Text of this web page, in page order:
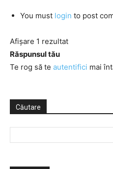
You must login to post
Afișare 1 rezultat
Răspunsul tău
Te rog să te autentifici mai
Căutare